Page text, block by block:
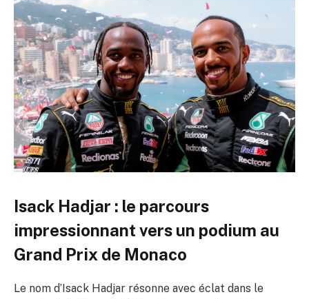
Isack Hadjar : le parcours
impressionnant vers un podium au
Grand Prix de Monaco
Le nom d’Isack Hadjar résonne avec éclat dans le